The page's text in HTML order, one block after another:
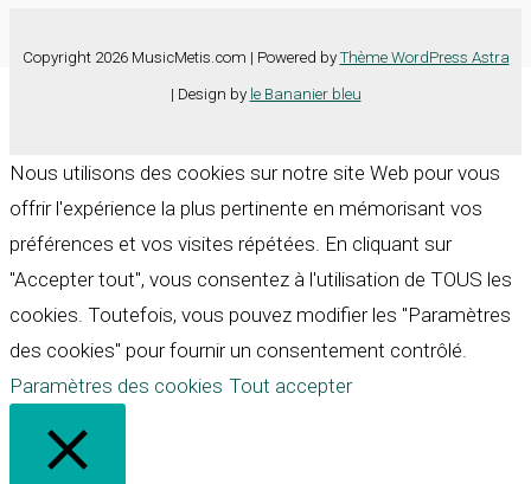
Copyright 2026 MusicMetis.com | Powered by Thème WordPress Astra
| Design by le Bananier bleu
Nous utilisons des cookies sur notre site Web pour vous
offrir l'expérience la plus pertinente en mémorisant vos
préférences et vos visites répétées. En cliquant sur
"Accepter tout", vous consentez à l'utilisation de TOUS les
cookies. Toutefois, vous pouvez modifier les "Paramètres
des cookies" pour fournir un consentement contrôlé.
Paramètres des cookies Tout accepter